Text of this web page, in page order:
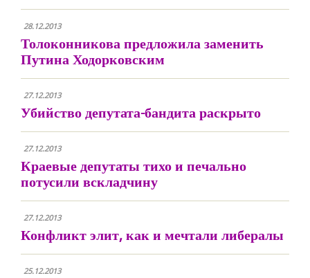
28.12.2013
Толоконникова предложила заменить
Путина Ходорковским
27.12.2013
Убийство депутата-бандита раскрыто
27.12.2013
Краевые депутаты тихо и печально
потусили вскладчину
27.12.2013
Конфликт элит, как и мечтали либералы
25.12.2013